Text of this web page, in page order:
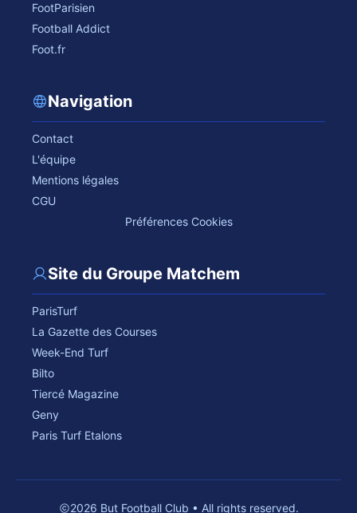
FootParisien
Football Addict
Foot.fr
Navigation
Contact
L'équipe
Mentions légales
CGU
Préférences Cookies
Site du Groupe Matchem
ParisTurf
La Gazette des Courses
Week-End Turf
Bilto
Tiercé Magazine
Geny
Paris Turf Etalons
2026 But Football Club • All rights reserved.